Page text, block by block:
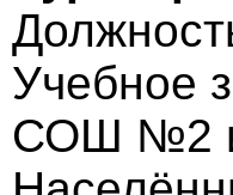
Учебное
СОШ №2